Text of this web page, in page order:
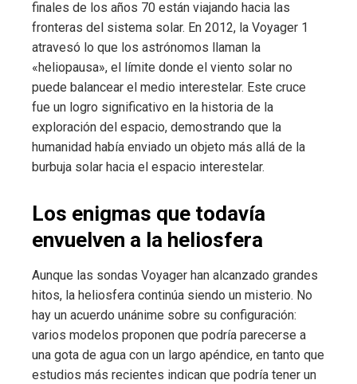
finales de los años 70 están viajando hacia las
fronteras del sistema solar. En 2012, la Voyager 1
atravesó lo que los astrónomos llaman la
«heliopausa», el límite donde el viento solar no
puede balancear el medio interestelar. Este cruce
fue un logro significativo en la historia de la
exploración del espacio, demostrando que la
humanidad había enviado un objeto más allá de la
burbuja solar hacia el espacio interestelar.
Los enigmas que todavía
envuelven a la heliosfera
Aunque las sondas Voyager han alcanzado grandes
hitos, la heliosfera continúa siendo un misterio. No
hay un acuerdo unánime sobre su configuración:
varios modelos proponen que podría parecerse a
una gota de agua con un largo apéndice, en tanto que
estudios más recientes indican que podría tener un